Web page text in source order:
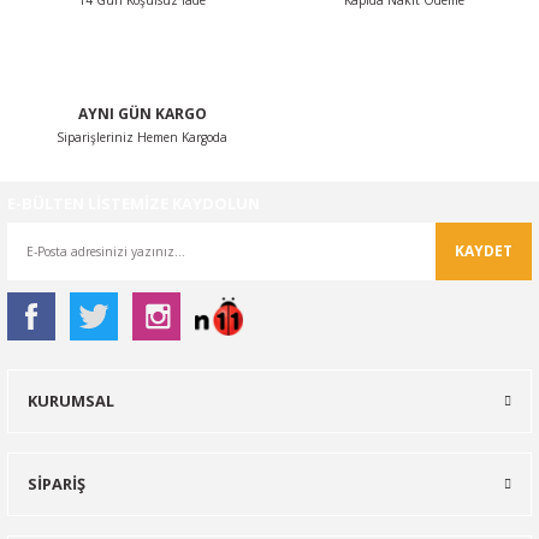
AYNI GÜN KARGO
Siparişleriniz Hemen Kargoda
KAYDET
KURUMSAL
SİPARİŞ